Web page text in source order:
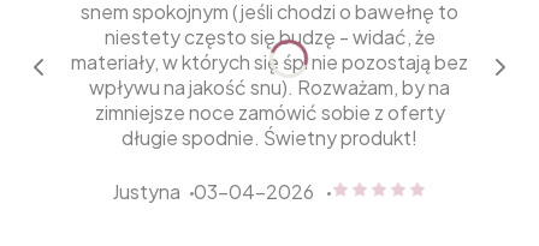
snem spokojnym (jeśli chodzi o bawełnę to
niestety często się budzę - widać, że
materiały, w których się śpi nie pozostają bez
wpływu na jakość snu). Rozważam, by na
zimniejsze noce zamówić sobie z oferty
długie spodnie. Świetny produkt!
Justyna 03-04-2026Justyna dał ocenę: 5